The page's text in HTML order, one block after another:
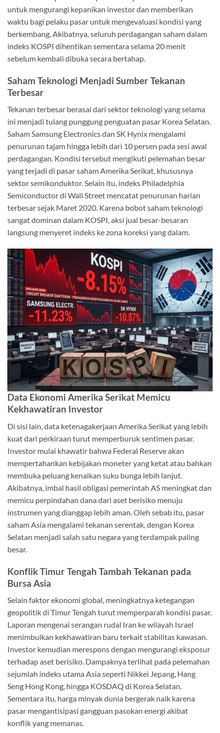
untuk mengurangi kepanikan investor dan memberikan
waktu bagi pelaku pasar untuk mengevaluasi kondisi yang
berkembang. Akibatnya, seluruh perdagangan saham dalam
indeks KOSPI dihentikan sementara selama 20 menit
sebelum kembali dibuka secara bertahap.
Saham Teknologi Menjadi Sumber Tekanan
Terbesar
Tekanan terbesar berasal dari sektor teknologi yang selama
ini menjadi tulang punggung penguatan pasar Korea Selatan.
Saham Samsung Electronics dan SK Hynix mengalami
penurunan tajam hingga lebih dari 10 persen pada sesi awal
perdagangan. Kondisi tersebut mengikuti pelemahan besar
yang terjadi di pasar saham Amerika Serikat, khususnya
sektor semikonduktor. Selain itu, indeks Philadelphia
Semiconductor di Wall Street mencatat penurunan harian
terbesar sejak Maret 2020. Karena bobot saham teknologi
sangat dominan dalam KOSPI, aksi jual besar-besaran
langsung menyeret indeks ke zona koreksi yang dalam.
Data Ekonomi Amerika Serikat Memicu
Kekhawatiran Investor
Di sisi lain, data ketenagakerjaan Amerika Serikat yang lebih
kuat dari perkiraan turut memperburuk sentimen pasar.
Investor mulai khawatir bahwa Federal Reserve akan
mempertahankan kebijakan moneter yang ketat atau bahkan
membuka peluang kenaikan suku bunga lebih lanjut.
Akibatnya, imbal hasil obligasi pemerintah AS meningkat dan
memicu perpindahan dana dari aset berisiko menuju
instrumen yang dianggap lebih aman. Oleh sebab itu, pasar
saham Asia mengalami tekanan serentak, dengan Korea
Selatan menjadi salah satu negara yang terdampak paling
besar.
Konflik Timur Tengah Tambah Tekanan pada
Bursa Asia
Selain faktor ekonomi global, meningkatnya ketegangan
geopolitik di Timur Tengah turut memperparah kondisi pasar.
Laporan mengenai serangan rudal Iran ke wilayah Israel
menimbulkan kekhawatiran baru terkait stabilitas kawasan.
Investor kemudian merespons dengan mengurangi eksposur
terhadap aset berisiko. Dampaknya terlihat pada pelemahan
sejumlah indeks utama Asia seperti Nikkei Jepang, Hang
Seng Hong Kong, hingga KOSDAQ di Korea Selatan.
Sementara itu, harga minyak dunia bergerak naik karena
pasar mengantisipasi gangguan pasokan energi akibat
konflik yang memanas.